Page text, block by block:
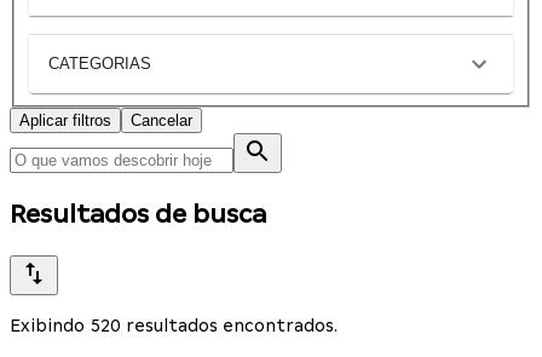
CATEGORIAS
Aplicar filtros Cancelar
Resultados de busca
Exibindo 520 resultados encontrados.